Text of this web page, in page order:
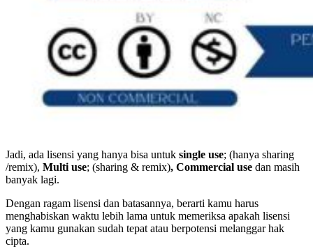
Jadi, ada lisensi yang hanya bisa untuk single use; (hanya sharing
/remix), Multi use; (sharing & remix), Commercial use dan masih
banyak lagi.
Dengan ragam lisensi dan batasannya, berarti kamu harus
menghabiskan waktu lebih lama untuk memeriksa apakah lisensi
yang kamu gunakan sudah tepat atau berpotensi melanggar hak
cipta.